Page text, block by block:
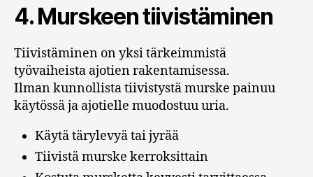
4. Murskeen tiivistäminen
Tiivistäminen on yksi tärkeimmistä
työvaiheista ajotien rakentamisessa.
Ilman kunnollista tiivistystä murske painuu
käytössä ja ajotielle muodostuu uria.
Käytä tärylevyä tai jyrää
Tiivistä murske kerroksittain